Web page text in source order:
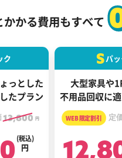
かかる費用もすべて
0
ク
っとした
たプラン
13,800 円
円
(税込)
Sパ
大型家具や
不用品回収に
定